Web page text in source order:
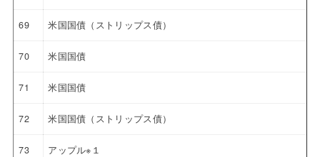
69 米国国債（ストリップス債）
70 米国国債
71 米国国債
72 米国国債（ストリップス債）
73 アップル※１